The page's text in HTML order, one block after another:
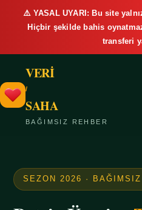
⚠️ YASAL UYARI: Bu site
Hiçbir şekilde bahis
transferi
VERİ
/
SAHA
BAĞIMSIZ REHBER
SEZON 2026 ·